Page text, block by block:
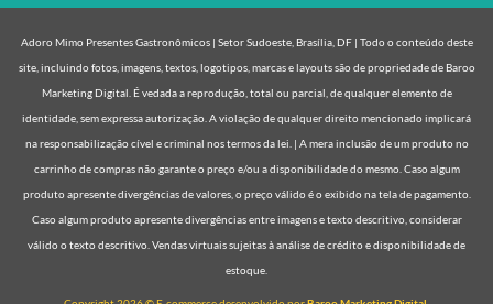
Adoro Mimo Presentes Gastronômicos | Setor Sudoeste, Brasília, DF | Todo o conteúdo deste
site, incluindo fotos, imagens, textos, logotipos, marcas e layouts são de propriedade de Baroo
Marketing Digital. É vedada a reprodução, total ou parcial, de qualquer elemento de
identidade, sem expressa autorização. A violação de qualquer direito mencionado implicará
na responsabilização cível e criminal nos termos da lei. | A mera inclusão de um produto no
carrinho de compras não garante o preço e/ou a disponibilidade do mesmo. Caso algum
produto apresente divergências de valores, o preço válido é o exibido na tela de pagamento.
Caso algum produto apresente divergências entre imagens e texto descritivo, considerar
válido o texto descritivo. Vendas virtuais sujeitas à análise de crédito e disponibilidade de
estoque.